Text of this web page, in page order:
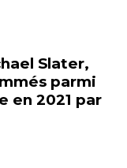
Slater,
parmi
en 2021 par